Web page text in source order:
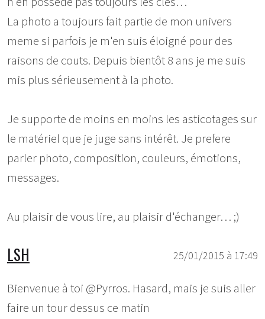
La photo a toujours fait partie de mon univers
meme si parfois je m'en suis éloigné pour des
raisons de couts. Depuis bientôt 8 ans je me suis
mis plus sérieusement à la photo.
Je supporte de moins en moins les asticotages sur
le matériel que je juge sans intérêt. Je prefere
parler photo, composition, couleurs, émotions,
messages.
Au plaisir de vous lire, au plaisir d'échanger… ;)
25/01/2015 à 17:49
LSH
Bienvenue à toi @Pyrros. Hasard, mais je suis aller
faire un tour dessus ce matin